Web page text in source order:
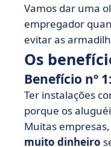
Vamos dar uma
empregador
evitar as
Os
Benefício nº
Ter instalações
porque os
Muitas
muito dinheiro